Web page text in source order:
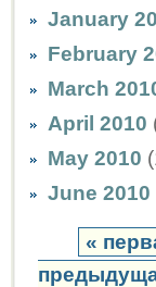
January
February
March
April 2010
May 2010
June 2010
«